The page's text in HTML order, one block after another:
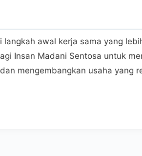
awal kerja sama yang
Insan Madani Sentosa untuk
mengembangkan usaha yang